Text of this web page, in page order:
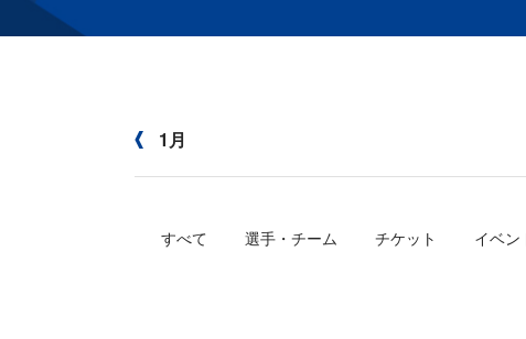
1月
すべて 選手・チーム チケット イベン